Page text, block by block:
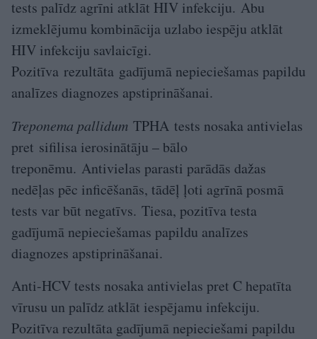
tests palīdz agrīni atklāt HIV infekciju. Abu
izmeklējumu kombinācija uzlabo iespēju atklāt
HIV infekciju savlaicīgi.
Pozitīva rezultāta gadījumā nepieciešamas papildu
analīzes diagnozes apstiprināšanai.
Treponema pallidum TPHA tests nosaka antivielas
pret sifilisa ierosinātāju – bālo
treponēmu. Antivielas parasti parādās dažas
nedēļas pēc inficēšanās, tādēļ ļoti agrīnā posmā
tests var būt negatīvs. Tiesa, pozitīva testa
gadījumā nepieciešamas papildu analīzes
diagnozes apstiprināšanai.
Anti-HCV tests nosaka antivielas pret C hepatīta
vīrusu un palīdz atklāt iespējamu infekciju.
Pozitīva rezultāta gadījumā nepieciešami papildu